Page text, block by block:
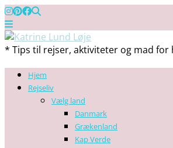
* Tips til rejser, aktiviteter og mad for
Hjem
Rejseliv
Vælg land
Danmark
Grækenland
Kap Verde